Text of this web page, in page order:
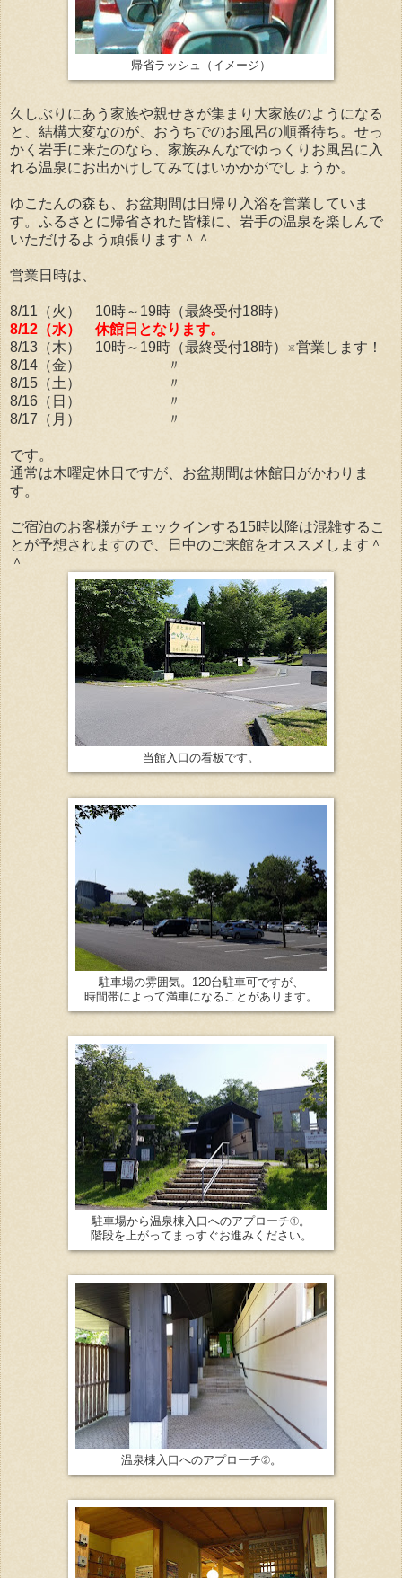
帰省ラッシュ（イメージ）
久しぶりにあう家族や親せきが集まり大家族のようになる
と、結構大変なのが、おうちでのお風呂の順番待ち。せっ
かく岩手に来たのなら、家族みんなでゆっくりお風呂に入
れる温泉にお出かけしてみてはいかかがでしょうか。
ゆこたんの森も、お盆期間は日帰り入浴を営業していま
す。ふるさとに帰省された皆様に、岩手の温泉を楽しんで
いただけるよう頑張ります＾＾
営業日時は、
8/11（火） 10時～19時（最終受付18時）
8/12（水） 休館日となります。
8/13（木） 10時～19時（最終受付18時）※営業します！
8/14（金） 〃
8/15（土） 〃
8/16（日） 〃
8/17（月） 〃
です。
通常は木曜定休日ですが、お盆期間は休館日がかわりま
す。
ご宿泊のお客様がチェックインする15時以降は混雑するこ
とが予想されますので、日中のご来館をオススメします＾
＾
当館入口の看板です。
駐車場の雰囲気。120台駐車可ですが、
時間帯によって満車になることがあります。
駐車場から温泉棟入口へのアプローチ①。
階段を上がってまっすぐお進みください。
温泉棟入口へのアプローチ②。